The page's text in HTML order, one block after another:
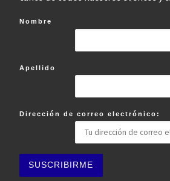
Nombre
Apellido
Dirección de correo electrónico: